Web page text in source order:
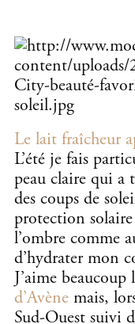
Le lait fraîcheur
L’été je fais
peau claire qui a
des coups de
protection
l’ombre comme
d’hydrater mon
J’aime beaucoup
d’Avène mais,
Sud-Ouest suivi